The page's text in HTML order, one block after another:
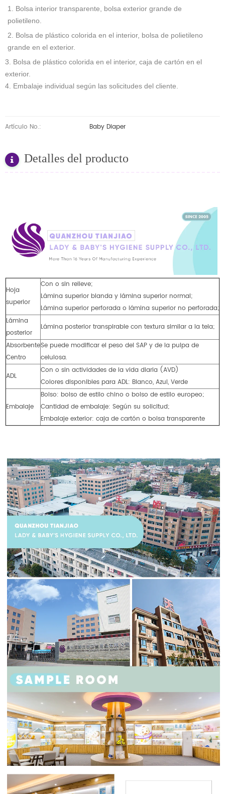
1. Bolsa interior transparente, bolsa exterior grande de
polietileno.
2. Bolsa de plástico colorida en el interior, bolsa de polietileno
grande en el exterior.
3. Bolsa de plástico colorida en el interior, caja de cartón en el
exterior.
4. Embalaje individual según las solicitudes del cliente.
Artículo No.: Baby Diaper
Detalles del producto
Hoja
superior
Con o sin relieve;
Lámina superior blanda y lámina superior normal;
Lámina superior perforada o lámina superior no perforada;
Lámina
posterior
Lámina posterior transpirable con textura similar a la tela;
Absorbente
Centro
Se puede modificar el peso del SAP y de la pulpa de
celulosa.
ADL
Con o sin actividades de la vida diaria (AVD)
Colores disponibles para ADL: Blanco, Azul, Verde
Embalaje
Bolso: bolso de estilo chino o bolso de estilo europeo;
Cantidad de embalaje: Según su solicitud;
Embalaje exterior: caja de cartón o bolsa transparente